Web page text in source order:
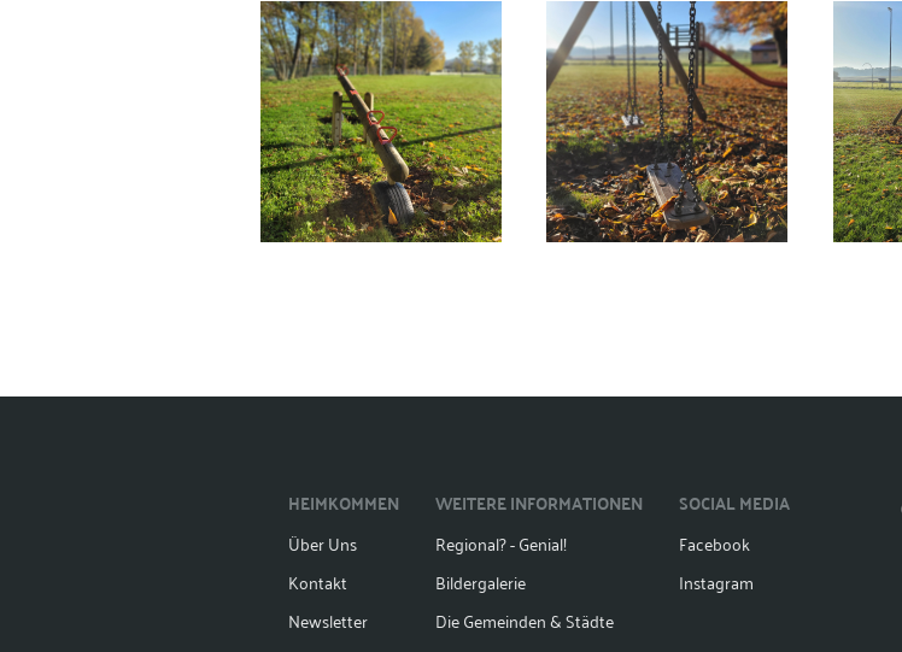
HEIMKOMMEN
Über Uns
Kontakt
Newsletter
WEITERE INFORMATIONEN
Regional? - Genial!
Bildergalerie
Die Gemeinden & Städte
SOCIAL MEDIA
Facebook
Instagram